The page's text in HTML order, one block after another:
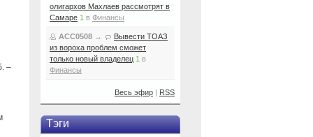
–
олигархов Махлаев рассмотрят в
Самаре 1 в Финансы
ACC0508 →
Вывести ТОАЗ
из вороха проблем сможет
только новый владелец 1 в
Финансы
Весь эфир | RSS
Тэги